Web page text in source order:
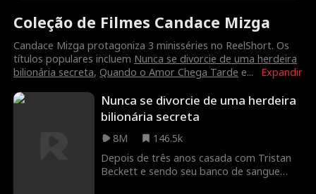
Coleção de Filmes Candace Mizga
Expandir
Candace Mizga protagoniza 3 minisséries no ReelShort. Os
títulos populares incluem Nunca se divorcie de uma herdeira
bilionária secreta,Quando o Amor Chega Tarde e...
Nunca se divorcie de uma herdeira
bilionária secreta
8M
146.5k
Depois de três anos casada com Tristan
Beckett e sendo seu banco de sangue